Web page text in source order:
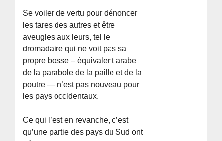
Se voiler de vertu pour dénoncer
les tares des autres et être
aveugles aux leurs, tel le
dromadaire qui ne voit pas sa
propre bosse – équivalent arabe
de la parabole de la paille et de la
poutre — n’est pas nouveau pour
les pays occidentaux.
Ce qui l’est en revanche, c’est
qu’une partie des pays du Sud ont